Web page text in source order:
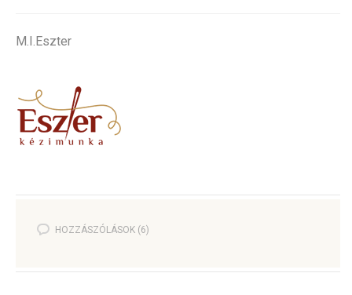
M.I.Eszter
HOZZÁSZÓLÁSOK (6)